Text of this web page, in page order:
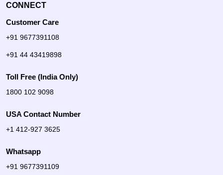
CONNECT
Customer Care
+91 9677391108
+91 44 43419898
Toll Free (India Only)
1800 102 9098
USA Contact Number
+1 412-927 3625
Whatsapp
+91 9677391109